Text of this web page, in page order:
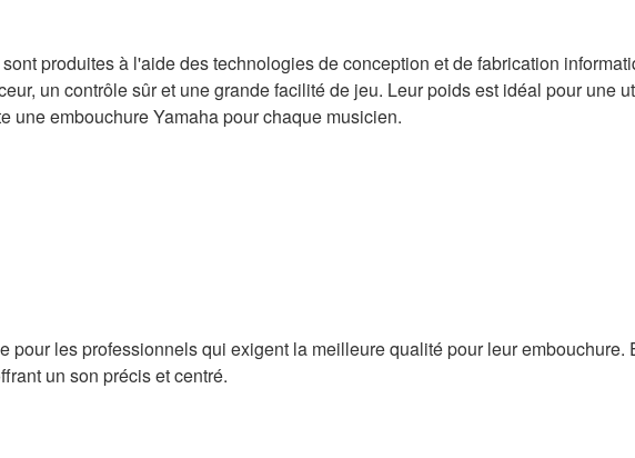
produites à l'aide des technologies de conception et de fabrication
un contrôle sûr et une grande facilité de jeu. Leur poids est idéal pour une
une embouchure Yamaha pour chaque musicien.
pour les professionnels qui exigent la meilleure qualité pour leur
un son précis et centré.